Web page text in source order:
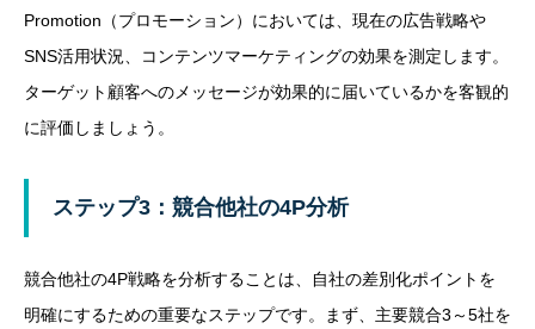
Promotion（プロモーション）においては、現在の広告戦略や
SNS活用状況、コンテンツマーケティングの効果を測定します。
ターゲット顧客へのメッセージが効果的に届いているかを客観的
に評価しましょう。
ステップ3：競合他社の4P分析
競合他社の4P戦略を分析することは、自社の差別化ポイントを
明確にするための重要なステップです。まず、主要競合3～5社を